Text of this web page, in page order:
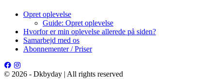
Opret oplevelse
Guide: Opret oplevelse
Hvorfor er min oplevelse allerede på siden?
Samarbejd med os
Abonnementer / Priser
© 2026 - Dkbyday | All rights reserved